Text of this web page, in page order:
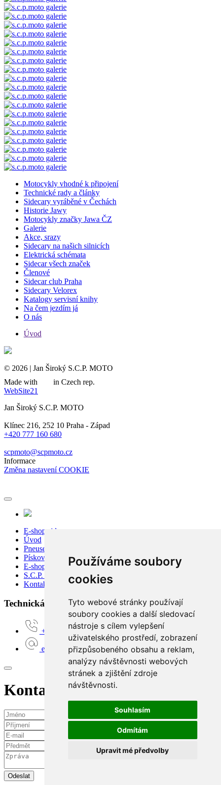
Používáme soubory
cookies
Tyto webové stránky používají
soubory cookies a další sledovací
nástroje s cílem vylepšení
uživatelského prostředí, zobrazení
přizpůsobeného obsahu a reklam,
analýzy návštěvnosti webových
stránek a zjištění zdroje
návštěvnosti.
Souhlasím
Odmítám
Upravit mé předvolby
Motocykly vhodné k připojení
Technické rady a články
Sidecary vyráběné v Čechách
Historie Jawy
Motocykly značky Jawa ČZ
Galerie
Akce, srazy
Sidecary na našich silnicích
Elektrická schémata
Sidecar všech značek
Členové
Sidecar club Praha
Sidecary Velorex
Katalogy servisní knihy
Na čem jezdím já
O nás
Úvod
© 2026 | Jan Široký S.C.P. MOTO
Made with
in Czech rep.
WebSite21
Jan Široký S.C.P. MOTO
Klínec 216, 252 10 Praha - Západ
+420 777 160 680
scpmoto@scpmoto.cz
Informace
Změna nastavení COOKIE
E-shop sidecar
Úvod
Pneuservis
Pískování
E-shop
S.C.P. Moto
Kontakty
Technická podpora:
+420 777 160 680
e-shop@scpmoto.cz
Kontaktní požadavek
Odeslat